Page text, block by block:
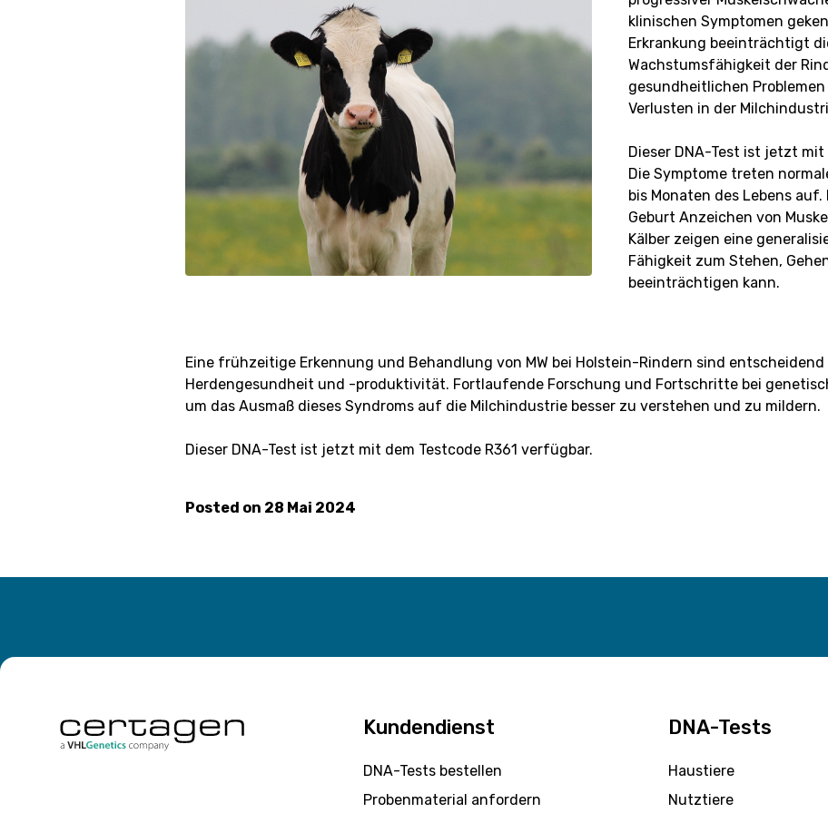
klinischen Symptomen
Erkrankung beeinträchtigt
Wachstumsfähigkeit der
gesundheitlichen
Verlusten in der
Dieser DNA-Test ist jetzt
Die Symptome treten
bis Monaten des Lebens
Geburt Anzeichen von
Kälber zeigen eine
Fähigkeit zum Stehen,
beeinträchtigen kann.
Eine frühzeitige Erkennung und Behandlung von MW bei Holstein-Rindern sind
Herdengesundheit und -produktivität. Fortlaufende Forschung und Fortschritte bei
um das Ausmaß dieses Syndroms auf die Milchindustrie besser zu verstehen und zu mildern.
Dieser DNA-Test ist jetzt mit dem Testcode R361 verfügbar.
Posted on 28 Mai 2024
Kundendienst
DNA-Tests bestellen
Probenmaterial anfordern
DNA-Tests
Haustiere
Nutztiere